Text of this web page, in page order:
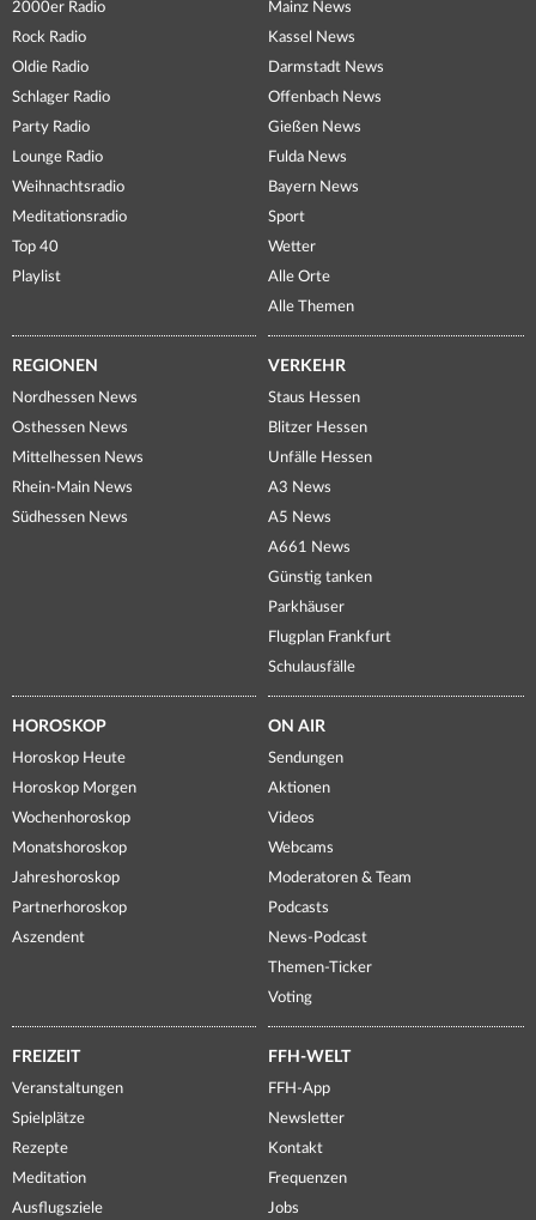
2000er Radio
Rock Radio
Oldie Radio
Schlager Radio
Party Radio
Lounge Radio
Weihnachtsradio
Meditationsradio
Top 40
Playlist
Mainz News
Kassel News
Darmstadt News
Offenbach News
Gießen News
Fulda News
Bayern News
Sport
Wetter
Alle Orte
Alle Themen
REGIONEN
Nordhessen News
Osthessen News
Mittelhessen News
Rhein-Main News
Südhessen News
VERKEHR
Staus Hessen
Blitzer Hessen
Unfälle Hessen
A3 News
A5 News
A661 News
Günstig tanken
Parkhäuser
Flugplan Frankfurt
Schulausfälle
HOROSKOP
Horoskop Heute
Horoskop Morgen
Wochenhoroskop
Monatshoroskop
Jahreshoroskop
Partnerhoroskop
Aszendent
ON AIR
Sendungen
Aktionen
Videos
Webcams
Moderatoren & Team
Podcasts
News-Podcast
Themen-Ticker
Voting
FREIZEIT
Veranstaltungen
Spielplätze
Rezepte
Meditation
Ausflugsziele
FFH-WELT
FFH-App
Newsletter
Kontakt
Frequenzen
Jobs